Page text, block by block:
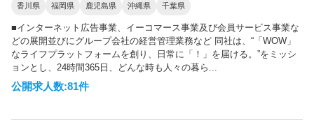
香川県 福岡県 鹿児島県 沖縄県 千葉県
■インターネット広告事業、イーコマース事業及び会員サービス事業な
どの展開並びにグループ会社の経営管理業務など 同社は、“「WOW」
なライフプラットフォームを創り、日常に「！」を届ける。”をミッシ
ョンとし、24時間365日、どんな時も人々の暮ら...
公開求人数:81件